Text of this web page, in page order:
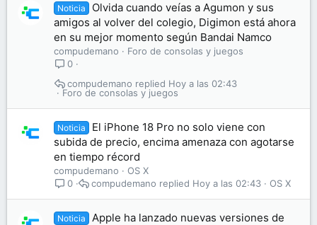
Noticia
Olvida cuando veías a Agumon y sus
amigos al volver del colegio, Digimon está ahora
en su mejor momento según Bandai Namco
compudemano
Foro de consolas y juegos
0
Foro de consolas y juegos
Hoy a las 02:43
compudemano
Noticia
El iPhone 18 Pro no solo viene con
subida de precio, encima amenaza con agotarse
en tiempo récord
compudemano
OS X
0
OS X
Hoy a las 02:43
compudemano
Noticia
Apple ha lanzado nuevas versiones de